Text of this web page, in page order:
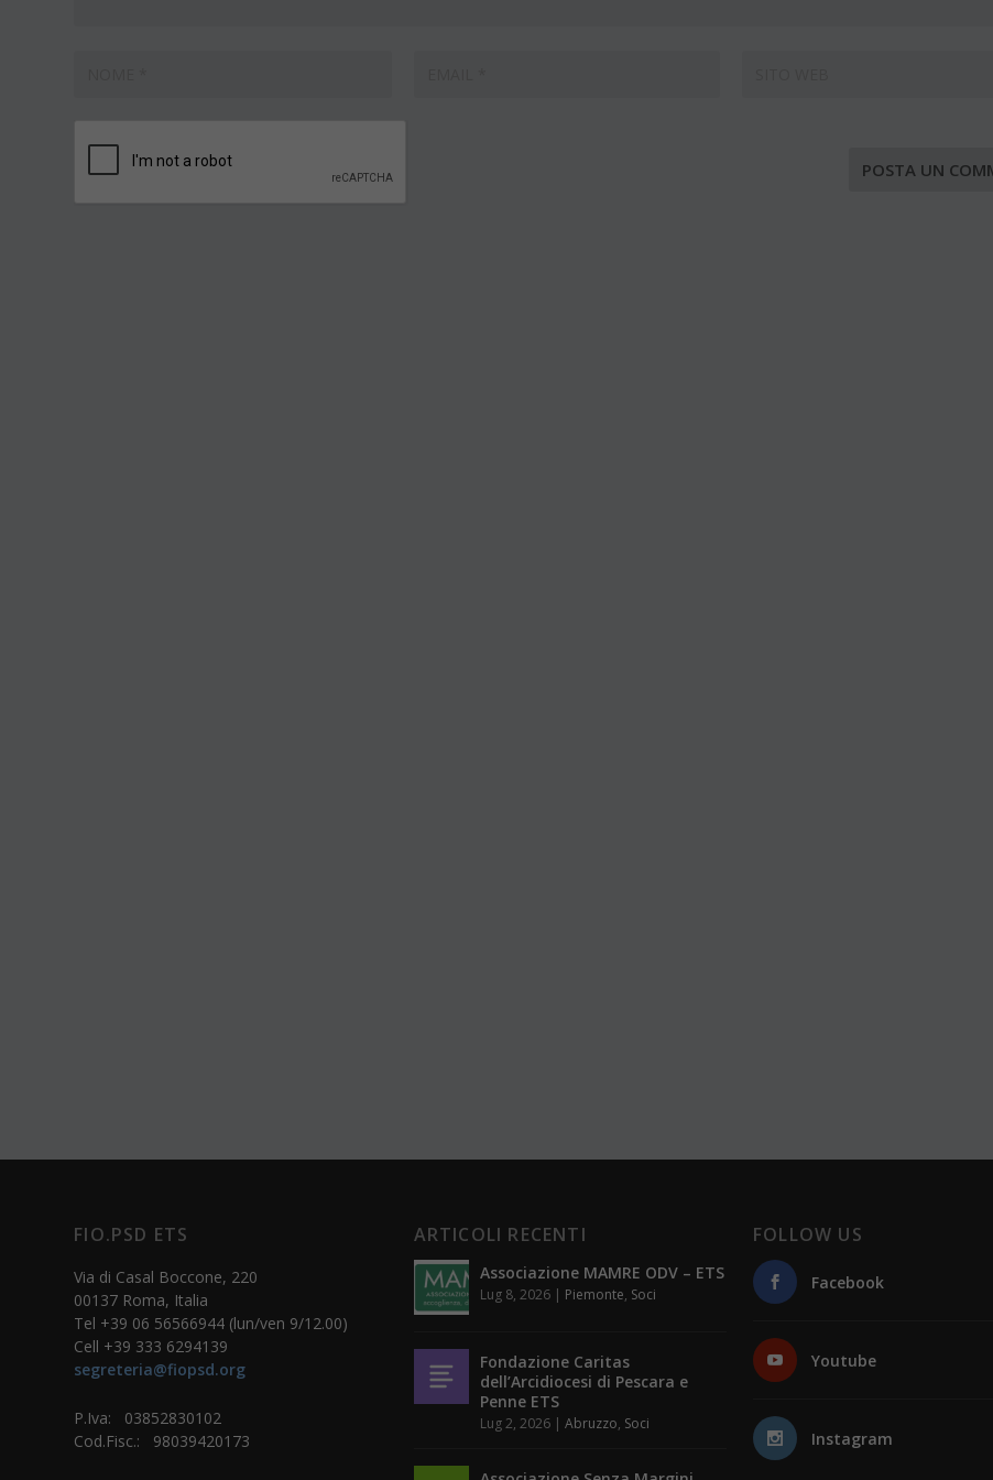
FIO.PSD ETS
Via di Casal Boccone, 220
00137 Roma, Italia
Tel +39 06 56566944 (lun/ven 9/12.00)
Cell +39 333 6294139
segreteria@fiopsd.org
P.Iva: 03852830102
Cod.Fisc.: 98039420173
ARTICOLI RECENTI
Associazione MAMRE ODV – ETS
Lug 8, 2026| Piemonte, Soci
Fondazione Caritas
dell’Arcidiocesi di Pescara e
Penne ETS
Lug 2, 2026| Abruzzo, Soci
FOLLOW US
Facebook
Youtube
Instagram